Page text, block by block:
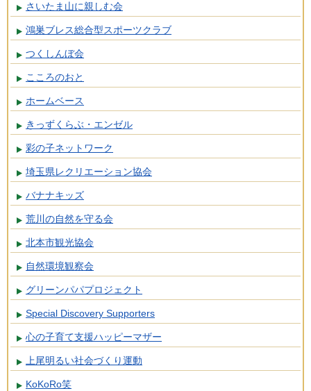
さいたま山に親しむ会
鴻巣ブレス総合型スポーツクラブ
つくしんぼ会
こころのおと
ホームベース
きっずくらぶ・エンゼル
彩の子ネットワーク
埼玉県レクリエーション協会
バナナキッズ
荒川の自然を守る会
北本市観光協会
自然環境観察会
グリーンパパプロジェクト
Special Discovery Supporters
心の子育て支援ハッピーマザー
上尾明るい社会づくり運動
KoKoRo笑